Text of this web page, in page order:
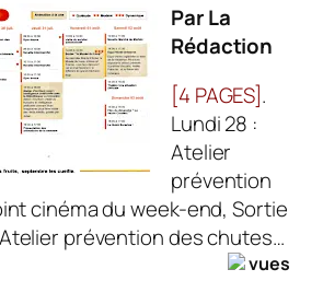
Par La
Rédaction
[4 PAGES].
Lundi 28 :
Atelier
prévention
cinéma du week-end, Sortie
prévention des chutes…
vues